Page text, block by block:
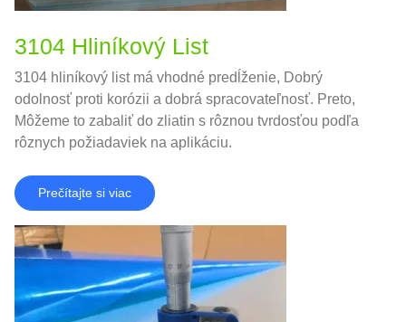
3104 Hliníkový List
3104 hliníkový list má vhodné predĺženie, Dobrý
odolnosť proti korózii a dobrá spracovateľnosť. Preto,
Môžeme to zabaliť do zliatin s rôznou tvrdosťou podľa
rôznych požiadaviek na aplikáciu.
Prečítajte si viac